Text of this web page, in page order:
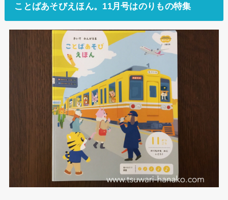
ことばあそびえほん。11月号はのりもの特集